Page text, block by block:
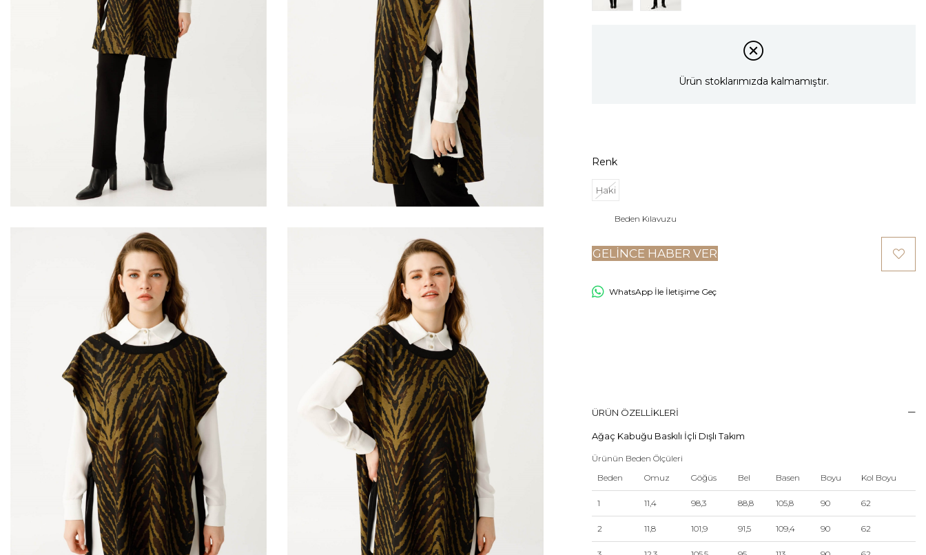
Ürün stoklarımızda kalmamıştır.
Renk
Haki
Beden Kılavuzu
GELINCE HABER VER
WhatsApp İle İletişime Geç
ÜRÜN ÖZELLIKLERI
Ağaç Kabuğu Baskılı İçli Dışlı Takım
Ürünün Beden Ölçüleri
Beden
Omuz Göğüs Bel Basen Boyu Kol Boyu
1 11,4 98,3 88,8 105,8 90 62
2 11,8 101,9 91,5 109,4 90 62